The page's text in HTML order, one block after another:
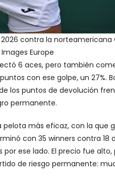
contra la
Europe
6 aces, pero también
con ese golpe, un 27%.
los puntos de devolución
permanente.
más eficaz, con la que
con 35 winners contra 18
ese lado. El precio fue
de riesgo permanente: